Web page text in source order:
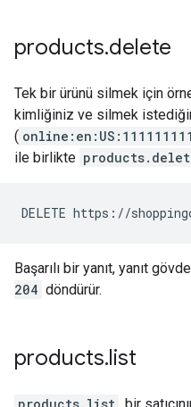
products.delete
Tek bir ürünü silmek için
kimliğiniz ve silmek
(
ile birlikte
Başarılı bir yanıt, yanıt
204 döndürür.
products.list